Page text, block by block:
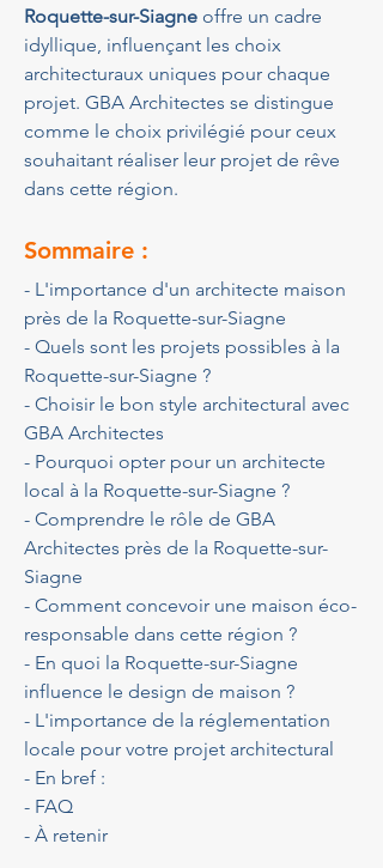
Roquette-sur-Siagne offre un cadre
idyllique, influençant les choix
architecturaux uniques pour chaque
projet. GBA Architectes se distingue
comme le choix privilégié pour ceux
souhaitant réaliser leur projet de rêve
dans cette région.
Sommaire :
- L'importance d'un architecte maison
près de la Roquette-sur-Siagne
- Quels sont les projets possibles à la
Roquette-sur-Siagne ?
- Choisir le bon style architectural avec
GBA Architectes
- Pourquoi opter pour un architecte
local à la Roquette-sur-Siagne ?
- Comprendre le rôle de GBA
Architectes près de la Roquette-sur-
Siagne
- Comment concevoir une maison éco-
responsable dans cette région ?
- En quoi la Roquette-sur-Siagne
influence le design de maison ?
- L'importance de la réglementation
locale pour votre projet architectural
- En bref :
- FAQ
- À retenir